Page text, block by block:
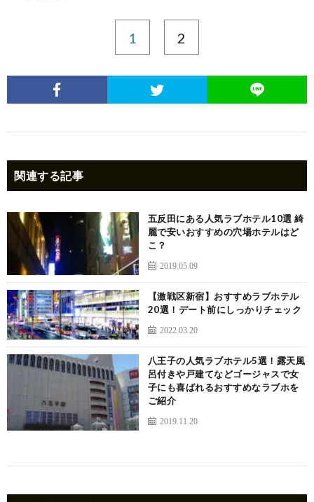
1 2
関連する記事
五反田にある人気ラブホテル10選 綺
麗で安いおすすめの穴場ホテルはど
こ？
2019.05.09
【激戦区新宿】おすすめラブホテル
20選！デート前にしっかりチェック
2022.03.20
八王子の人気ラブホテル5選！露天風
呂付きや戸建てなどゴージャスで女
子にも喜ばれるおすすめなラブホを
ご紹介
2019.11.20